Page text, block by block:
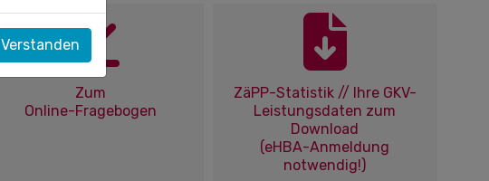
Zum
Online-Fragebogen
ZäPP-Statistik // Ihre GKV-
Leistungsdaten zum
Download
(eHBA-Anmeldung
notwendig!)
Verstanden